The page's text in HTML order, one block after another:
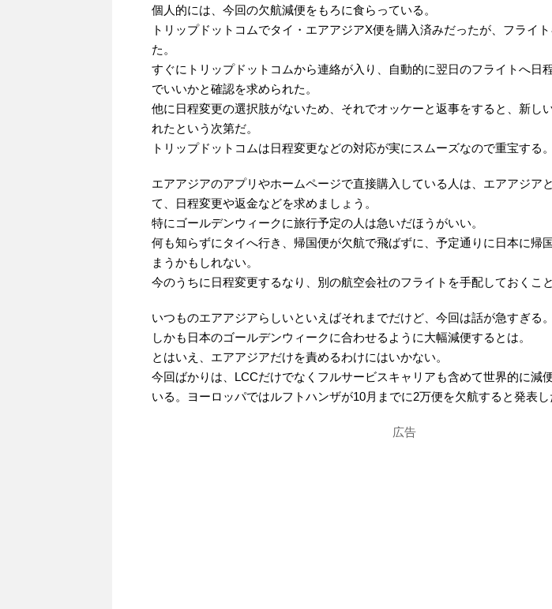
個人的には、今回の欠航減便をもろに食らっている。
トリップドットコムでタイ・エアアジアX便を購入済みだったが、フライ
た。
すぐにトリップドットコムから連絡が入り、自動的に翌日のフライトへ日
でいいかと確認を求められた。
他に日程変更の選択肢がないため、それでオッケーと返事をすると、新し
れたという次第だ。
トリップドットコムは日程変更などの対応が実にスムーズなので重宝する。
エアアジアのアプリやホームページで直接購入している人は、エアアジア
て、日程変更や返金などを求めましょう。
特にゴールデンウィークに旅行予定の人は急いだほうがいい。
何も知らずにタイへ行き、帰国便が欠航で飛ばずに、予定通りに日本に帰
まうかもしれない。
今のうちに日程変更するなり、別の航空会社のフライトを手配しておくこと
いつものエアアジアらしいといえばそれまでだけど、今回は話が急すぎる。
しかも日本のゴールデンウィークに合わせるように大幅減便するとは。
とはいえ、エアアジアだけを責めるわけにはいかない。
今回ばかりは、LCCだけでなくフルサービスキャリアも含めて世界的に減
いる。ヨーロッパではルフトハンザが10月までに2万便を欠航すると発表し
広告